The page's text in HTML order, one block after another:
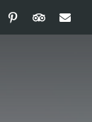
Pinterest